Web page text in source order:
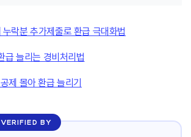
락분 추가제출로 환급 극대화법
급 늘리는 경비처리법
제 몰아 환급 늘리기
BY